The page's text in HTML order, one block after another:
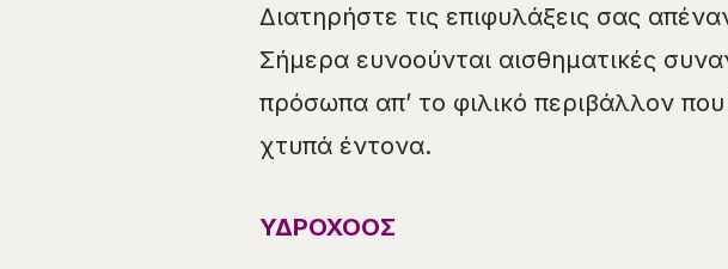
Διατηρήστε τις επιφυλάξεις σας
Σήμερα ευνοούνται αισθηματικές
πρόσωπα απ’ το φιλικό περιβάλλον
χτυπά έντονα.
ΥΔΡΟΧΟΟΣ